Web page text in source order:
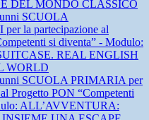
DEL MONDO CLASSICO
SCUOLA
la partecipazione al
si diventa” - Modulo:
REAL ENGLISH
WORLD
SCUOLA PRIMARIA per
Progetto PON “Competenti
ALL’AVVENTURA: